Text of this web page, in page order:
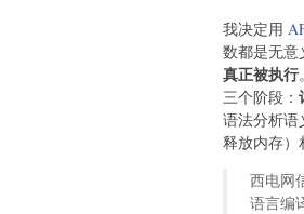
我决定用
数都是无意
真正被执行
三个阶段：
语法分析语
释放内存）
西电网
语言编